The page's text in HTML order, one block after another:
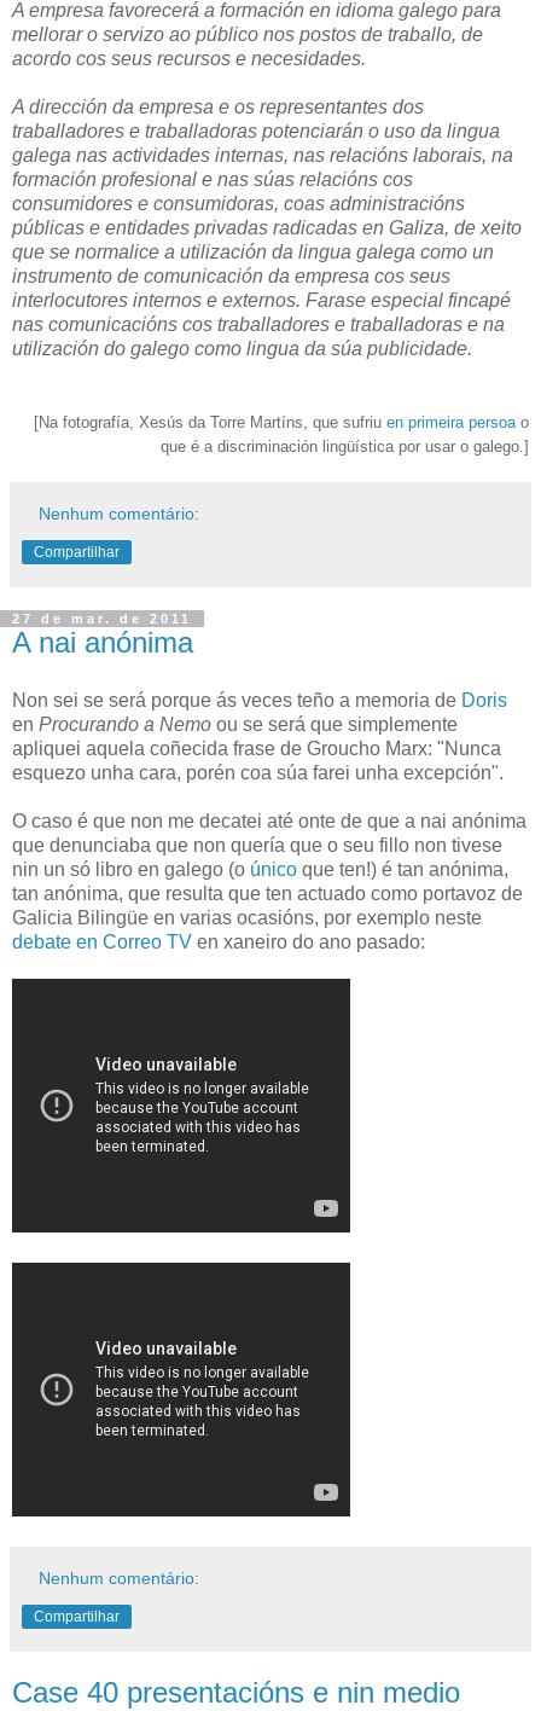
A empresa favorecerá a formación en idioma galego para
mellorar o servizo ao público nos postos de traballo, de
acordo cos seus recursos e necesidades.
A dirección da empresa e os representantes dos
traballadores e traballadoras potenciarán o uso da lingua
galega nas actividades internas, nas relacións laborais, na
formación profesional e nas súas relacións cos
consumidores e consumidoras, coas administracións
públicas e entidades privadas radicadas en Galiza, de xeito
que se normalice a utilización da lingua galega como un
instrumento de comunicación da empresa cos seus
interlocutores internos e externos. Farase especial fincapé
nas comunicacións cos traballadores e traballadoras e na
utilización do galego como lingua da súa publicidade.
[Na fotografía, Xesús da Torre Martíns, que sufriu en primeira persoao
que é a discriminación lingüística por usar o galego.]
Nenhum comentário:
Compartilhar
27 de mar. de 2011
A nai anónima
Non sei se será porque ás veces teño a memoria de Doris
en Procurando a Nemo ou se será que simplemente
apliquei aquela coñecida frase de Groucho Marx: "Nunca
esquezo unha cara, porén coa súa farei unha excepción".
O caso é que non me decatei até onte de que a nai anónima
que denunciaba que non quería que o seu fillo non tivese
nin un só libro en galego (o único que ten!) é tan anónima,
tan anónima, que resulta que ten actuado como portavoz de
Galicia Bilingüe en varias ocasións, por exemplo neste
debate en Correo TV en xaneiro do ano pasado:
Nenhum comentário:
Compartilhar
Case 40 presentacións e nin medio